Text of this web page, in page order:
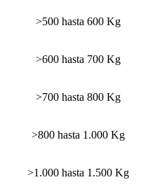
>500 hasta 600 Kg
>600 hasta 700 Kg
>700 hasta 800 Kg
>800 hasta 1.000 Kg
>1.000 hasta 1.500 Kg